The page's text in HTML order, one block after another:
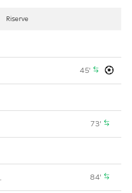
Riserve
45'
73'
84'